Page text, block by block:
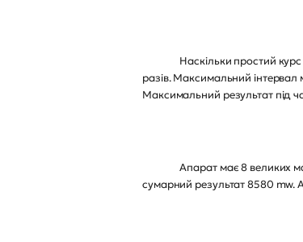
Наскільки простий курс
разів. Максимальний
Максимальний результат під
Апарат має 8 великих
сумарний результат 8580 mw.